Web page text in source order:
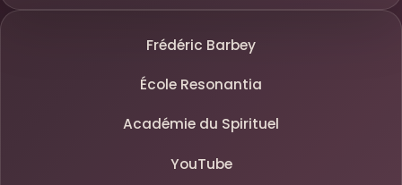
Frédéric Barbey
École Resonantia
Académie du Spirituel
YouTube